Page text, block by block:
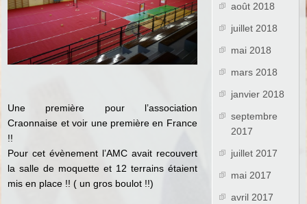
Une première pour l’association
Craonnaise et voir une première en France
!!
Pour cet évènement l’AMC avait recouvert
la salle de moquette et 12 terrains étaient
mis en place !! ( un gros boulot !!)
août 2018
juillet 2018
mai 2018
mars 2018
janvier 2018
septembre
2017
juillet 2017
mai 2017
avril 2017